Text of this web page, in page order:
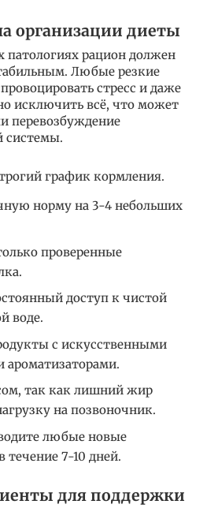
организации диеты
патологиях рацион должен
Любые резкие
стресс и даже
исключить всё, что может
перевозбуждение
системы.
график кормления.
норму на 3-4 небольших
проверенные
доступ к чистой
воде.
с искусственными
ароматизаторами.
так как лишний жир
на позвоночник.
любые новые
течение 7-10 дней.
для поддержки